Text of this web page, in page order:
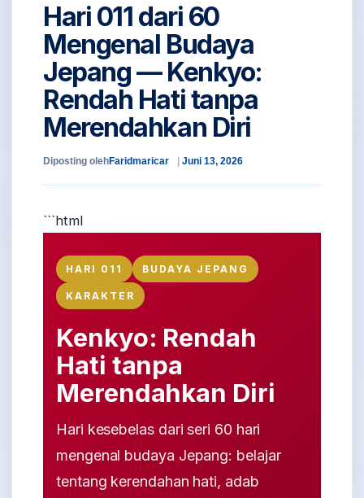
Hari 011 dari 60
Mengenal Budaya
Jepang — Kenkyo:
Rendah Hati tanpa
Merendahkan Diri
Diposting olehFaridmaricar Juni 13, 2026
```html
HARI 011 BUDAYA JEPANG
KARAKTER
Kenkyo: Rendah
Hati tanpa
Merendahkan Diri
Hari kesebelas dari seri 60 hari
mengenal budaya Jepang: belajar
tentang kerendahan hati, adab